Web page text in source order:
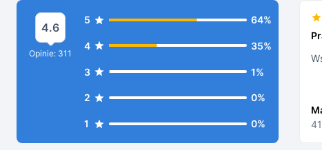
4.6
Opinie: 311
5 64%
4 35%
3 1%
2 0%
1 0%